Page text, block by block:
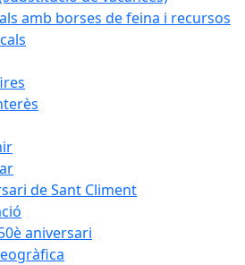
amb borses de feina i recursos
de Sant Climent
aniversari